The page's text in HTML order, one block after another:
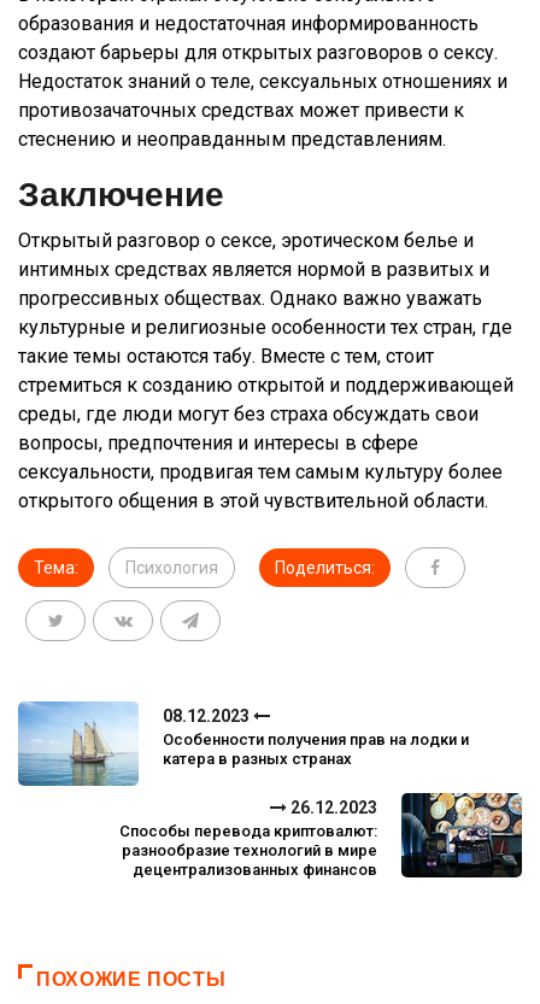
образования и недостаточная информированность
создают барьеры для открытых разговоров о сексу.
Недостаток знаний о теле, сексуальных отношениях и
противозачаточных средствах может привести к
стеснению и неоправданным представлениям.
Заключение
Открытый разговор о сексе, эротическом белье и
интимных средствах является нормой в развитых и
прогрессивных обществах. Однако важно уважать
культурные и религиозные особенности тех стран, где
такие темы остаются табу. Вместе с тем, стоит
стремиться к созданию открытой и поддерживающей
среды, где люди могут без страха обсуждать свои
вопросы, предпочтения и интересы в сфере
сексуальности, продвигая тем самым культуру более
открытого общения в этой чувствительной области.
Тема: Психология Поделиться:
08.12.2023
Особенности получения прав на лодки и
катера в разных странах
26.12.2023
Способы перевода криптовалют:
разнообразие технологий в мире
децентрализованных финансов
ПОХОЖИЕ ПОСТЫ